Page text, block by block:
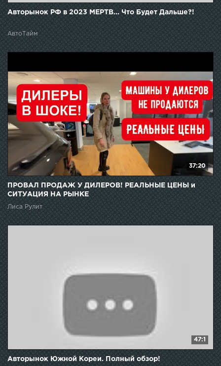
Авторынок РФ в 2023 МЕРТВ... Что Будет Дальше?!
АвтоТайм
37:20
ПРОВАЛ ПРОДАЖ У ДИЛЕРОВ! РЕАЛЬНЫЕ ЦЕНЫ и
СИТУАЦИЯ НА РЫНКЕ
Лиса Рулит
47:1
Авторынок Южной Кореи. Полный обзор!